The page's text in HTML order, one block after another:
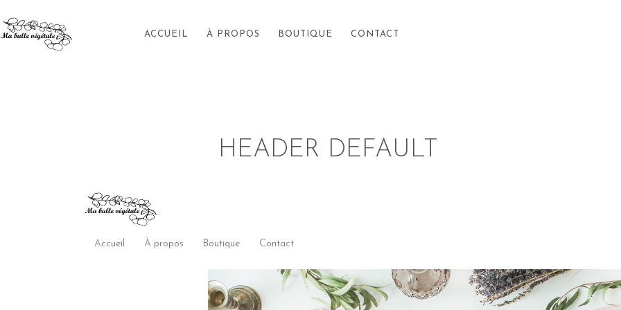
ACCUEIL À PROPOS BOUTIQUE CONTACT
CONTACT
HEADER DEFAULT
Accueil À propos Boutique Contact